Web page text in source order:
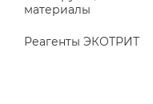
материалы
Реагенты ЭКОТРИТ